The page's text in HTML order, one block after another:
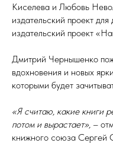
Киселева и Любовь
издательский проект
издательский проект
Дмитрий Чернышенко
вдохновения и новых
которыми будет
«Я считаю, какие книги
потом и вырастает», –
книжного союза Сергей